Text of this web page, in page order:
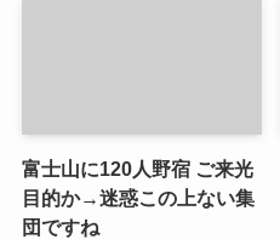
富士山に120人野宿 ご来光
目的か→迷惑この上ない集
団ですね